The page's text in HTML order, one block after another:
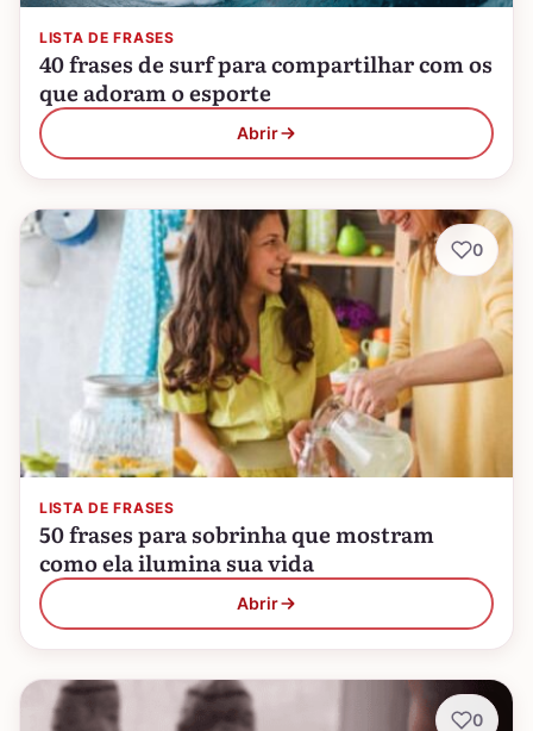
LISTA DE FRASES
40 frases de surf para compartilhar com os
que adoram o esporte
Abrir
LISTA DE FRASES
50 frases para sobrinha que mostram
como ela ilumina sua vida
Abrir
0
0